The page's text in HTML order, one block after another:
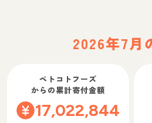
2026年7月
ペトコトフーズ
からの累計寄付金額
17,022,844